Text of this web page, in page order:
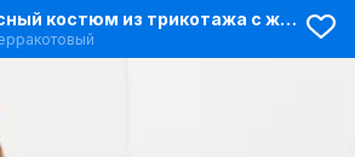
Деловой красный костюм из трикотажа с жакетом и юбкой